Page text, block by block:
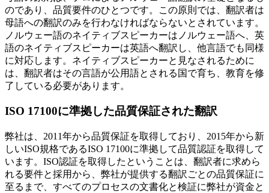
のであり、品質要件のひとつです。この原則では、翻訳者は
母語への翻訳のみを行わなければならないとされています。
ノルウェー語のネイティブスピーカーはノルウェー語へ、英
語のネイティブスピーカーは英語へ翻訳し、他言語でも同様
に対応します。ネイティブスピーカーと見なされるために
は、翻訳者はその言語が公用語とされる国で育ち、教育を修
了している必要があります。
ISO 17100に準拠した品質保証された翻訳
弊社は、2011年から品質保証を取得しており、2015年から新
しいISO規格であるISO 17100に準拠して品質認証を取得して
います。ISO認証を取得したということは、翻訳者に求めら
れる要件と採用から、弊社が提供する翻訳ごとの品質保証に
至るまで、すべてのプロセスの文書化と検証に弊社が資金と